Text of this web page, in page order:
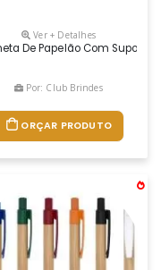
Pacotes De Leite
Ver + Detalhes
De Papelão Com Suporte
Por: Club Brindes
ORÇAR PRODUTO